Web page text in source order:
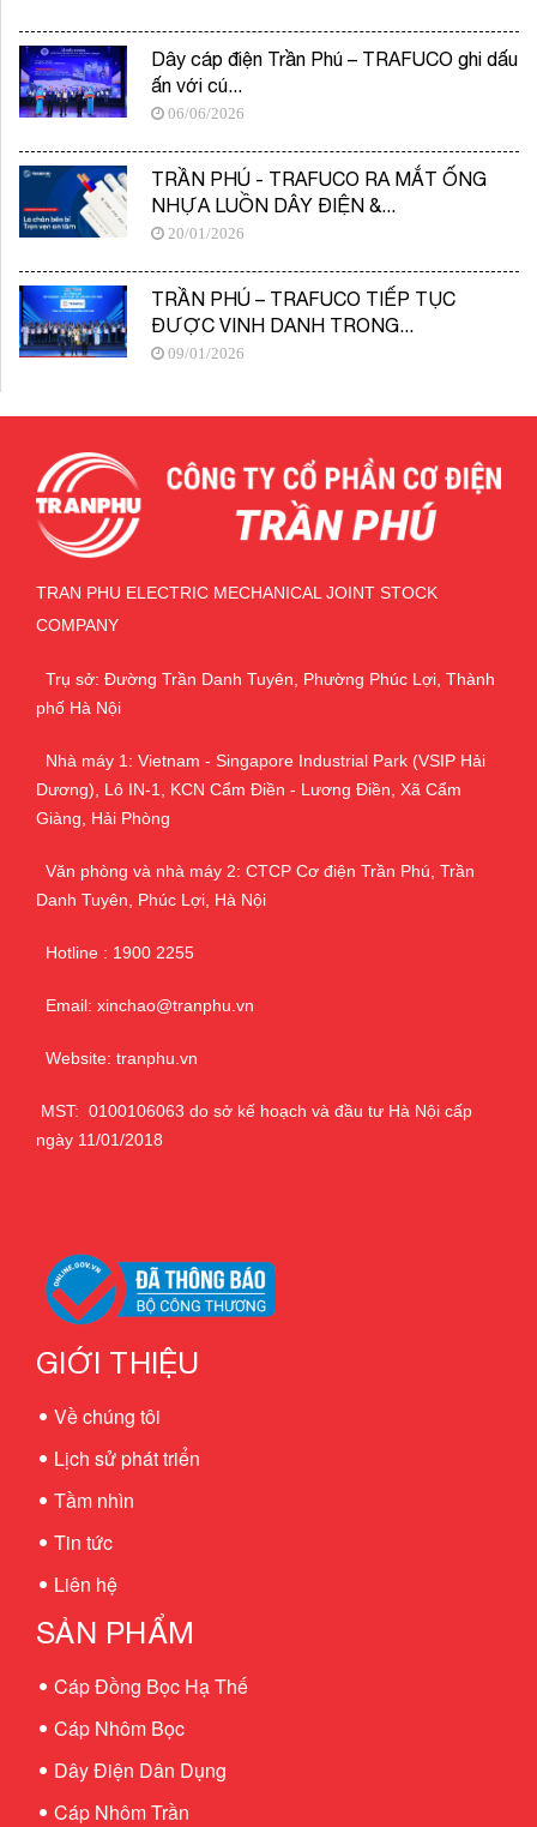
Dây cáp điện Trần Phú – TRAFUCO ghi dấu
ấn với cú...
06/06/2026
TRẦN PHÚ - TRAFUCO RA MẮT ỐNG
NHỰA LUỒN DÂY ĐIỆN &...
20/01/2026
TRẦN PHÚ – TRAFUCO TIẾP TỤC
ĐƯỢC VINH DANH TRONG...
09/01/2026
TRAN PHU ELECTRIC MECHANICAL JOINT STOCK
COMPANY
Trụ sở: Đường Trần Danh Tuyên, Phường Phúc Lợi, Thành
phố Hà Nội
Nhà máy 1: Vietnam - Singapore Industrial Park (VSIP Hải
Dương), Lô IN-1, KCN Cẩm Điền - Lương Điền, Xã Cẩm
Giàng, Hải Phòng
Văn phòng và nhà máy 2: CTCP Cơ điện Trần Phú, Trần
Danh Tuyên, Phúc Lợi, Hà Nội
Hotline : 1900 2255
Email: xinchao@tranphu.vn
Website: tranphu.vn
MST: 0100106063 do sở kế hoạch và đầu tư Hà Nội cấp
ngày 11/01/2018
GIỚI THIỆU
Về chúng tôi
Lịch sử phát triển
Tầm nhìn
Tin tức
Liên hệ
SẢN PHẨM
Cáp Đồng Bọc Hạ Thế
Cáp Nhôm Bọc
Dây Điện Dân Dụng
Cáp Nhôm Trần